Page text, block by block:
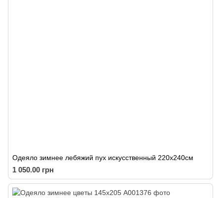
Одеяло зимнее лебяжий пух искусственный 220х240см
1 050.00 грн